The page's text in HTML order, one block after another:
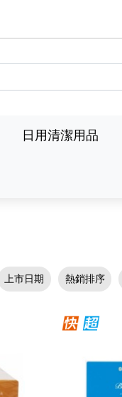
日用清潔用品
上市日期 熱銷排序